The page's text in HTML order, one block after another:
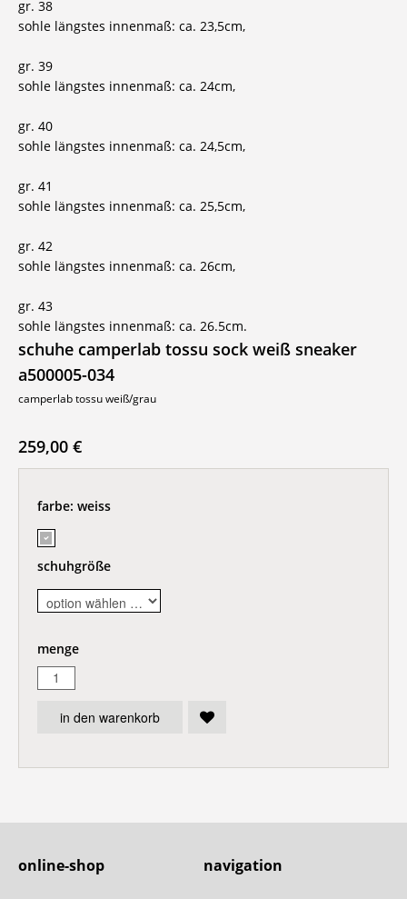
gr. 38
sohle längstes innenmaß: ca. 23,5cm,
gr. 39
sohle längstes innenmaß: ca. 24cm,
gr. 40
sohle längstes innenmaß: ca. 24,5cm,
gr. 41
sohle längstes innenmaß: ca. 25,5cm,
gr. 42
sohle längstes innenmaß: ca. 26cm,
gr. 43
sohle längstes innenmaß: ca. 26.5cm.
schuhe camperlab tossu sock weiß sneaker
a500005-034
camperlab tossu weiß/grau
259,00 €
farbe: weiss
schuhgröße
menge
in den warenkorb
navigation
online-shop